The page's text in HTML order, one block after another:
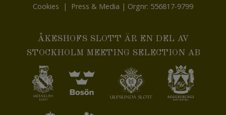
Cookies | Press & Media | Orgnr: 556817-9799
ÅKESHOFS SLOTT ÄR EN DEL AV
STOCKHOLM MEETING SELECTION AB